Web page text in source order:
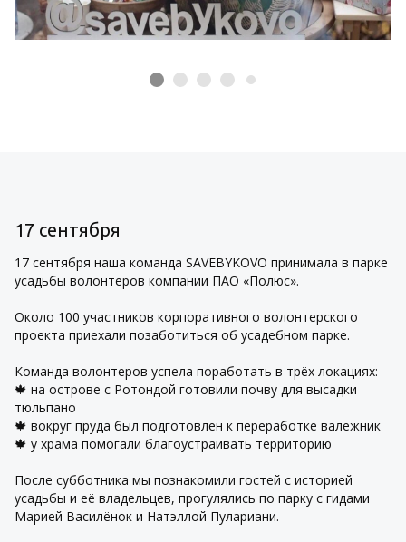
17 сентября
17 сентября наша команда SAVEBYKOVO принимала в парке
усадьбы волонтеров компании ПАО «Полюс».
Около 100 участников корпоративного волонтерского
проекта приехали позаботиться об усадебном парке.
Команда волонтеров успела поработать в трёх локациях:
🍁 на острове с Ротондой готовили почву для высадки
тюльпано
🍁 вокруг пруда был подготовлен к переработке валежник
🍁 у храма помогали благоустраивать территорию
После субботника мы познакомили гостей с историей
усадьбы и её владельцев, прогулялись по парку с гидами
Марией Василёнок и Натэллой Пулариани.